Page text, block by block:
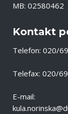
MB: 02580462
Kontakt
Telefon: 020/
Telefax: 020/
E-mail: